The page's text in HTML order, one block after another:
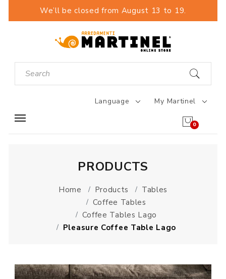
We’ll be closed from August 13 to 19.
Language My Martinel
0
PRODUCTS
Home Products
Tables
Coffee Tables
Coffee Tables Lago
Pleasure Coffee Table Lago